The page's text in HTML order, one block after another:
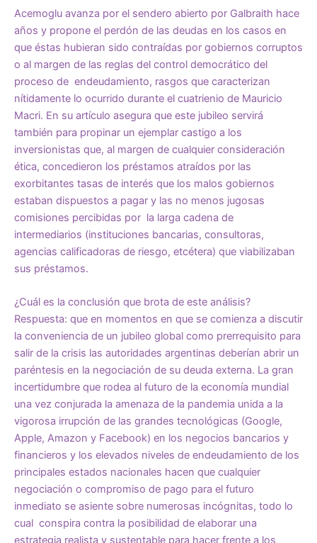
Acemoglu avanza por el sendero abierto por Galbraith hace
años y propone el perdón de las deudas en los casos en
que éstas hubieran sido contraídas por gobiernos corruptos
o al margen de las reglas del control democrático del
proceso de endeudamiento, rasgos que caracterizan
nítidamente lo ocurrido durante el cuatrienio de Mauricio
Macri. En su artículo asegura que este jubileo servirá
también para propinar un ejemplar castigo a los
inversionistas que, al margen de cualquier consideración
ética, concedieron los préstamos atraídos por las
exorbitantes tasas de interés que los malos gobiernos
estaban dispuestos a pagar y las no menos jugosas
comisiones percibidas por la larga cadena de
intermediarios (instituciones bancarias, consultoras,
agencias calificadoras de riesgo, etcétera) que viabilizaban
sus préstamos.
¿Cuál es la conclusión que brota de este análisis?
Respuesta: que en momentos en que se comienza a discutir
la conveniencia de un jubileo global como prerrequisito para
salir de la crisis las autoridades argentinas deberían abrir un
paréntesis en la negociación de su deuda externa. La gran
incertidumbre que rodea al futuro de la economía mundial
una vez conjurada la amenaza de la pandemia unida a la
vigorosa irrupción de las grandes tecnológicas (Google,
Apple, Amazon y Facebook) en los negocios bancarios y
financieros y los elevados niveles de endeudamiento de los
principales estados nacionales hacen que cualquier
negociación o compromiso de pago para el futuro
inmediato se asiente sobre numerosas incógnitas, todo lo
cual conspira contra la posibilidad de elaborar una
estrategia realista y sustentable para hacer frente a los